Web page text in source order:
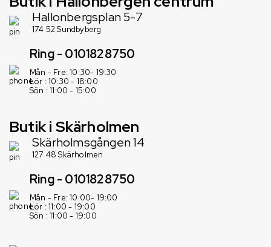
Hallonbergsplan 5-7
174 52 Sundbyberg
Ring - 0101828750
Mån - Fre: 10:30- 19:30
Lör : 10:30 - 18:00
Sön : 11:00 - 15:00
Butik i Skärholmen
Skärholmsgången 14
127 48 Skärholmen
Ring - 0101828750
Mån - Fre: 10:00- 19:00
Lör : 11:00 - 19:00
Sön : 11:00 - 19:00